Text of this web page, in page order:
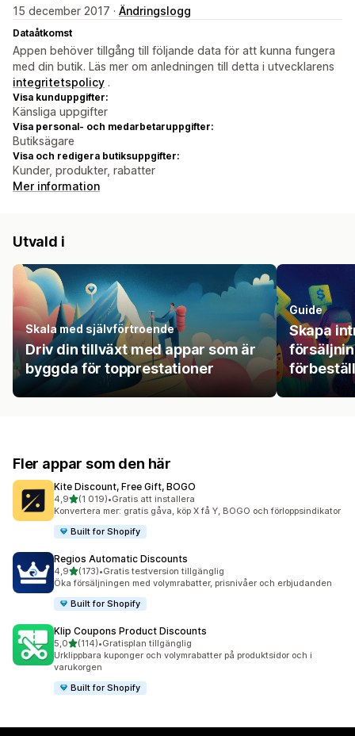
15 december 2017 · Ändringslogg
Dataåtkomst
Appen behöver tillgång till följande data för att kunna fungera
med din butik. Läs mer om anledningen till detta i utvecklarens
integritetspolicy .
Visa kunduppgifter:
Känsliga uppgifter
Visa personal- och medarbetaruppgifter:
Butiksägare
Visa och redigera butiksuppgifter:
Kunder, produkter, rabatter
Mer information
Utvald i
Skala med självförtroende
Driv din tillväxt med appar som är
byggda för topprestationer
Guide
Skapa
Fler appar som den här
Kite Discount, Free Gift, BOGO
4,9av 5 stjärnor
(1 019)
1019 recensioner totalt
•Gratis att installera
Konvertera mer: gratis gåva, köp X få Y, BOGO och förloppsindikator
Built for Shopify
Regios Automatic Discounts
4,9av 5 stjärnor
(173)
173 recensioner totalt
•Gratis testversion tillgänglig
Öka försäljningen med volymrabatter, prisnivåer och erbjudanden
Built for Shopify
Klip Coupons Product Discounts
5,0av 5 stjärnor
(114)
114 recensioner totalt
•Gratisplan tillgänglig
Urklippbara kuponger och volymrabatter på produktsidor och i
varukorgen
Built for Shopify